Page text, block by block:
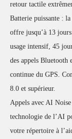
retour tactile
Batterie puissante :
offre jusqu’à 13
usage intensif, 45
des appels Bluetooth
continue du GPS.
8.0 et supérieur.
Appels avec AI
technologie de l’AI
votre répertoire à